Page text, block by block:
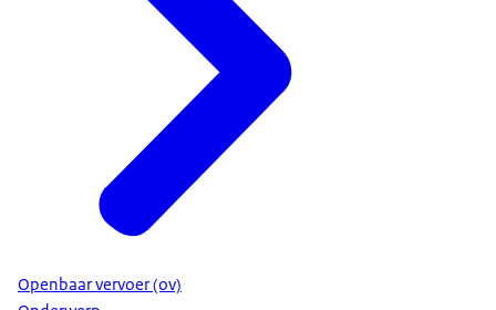
Openbaar vervoer (ov)